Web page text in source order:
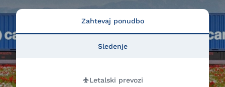
Zahtevaj ponudbo
Letalski prevozi
Sledenje